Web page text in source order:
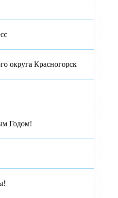
округа Красногорск
Годом!